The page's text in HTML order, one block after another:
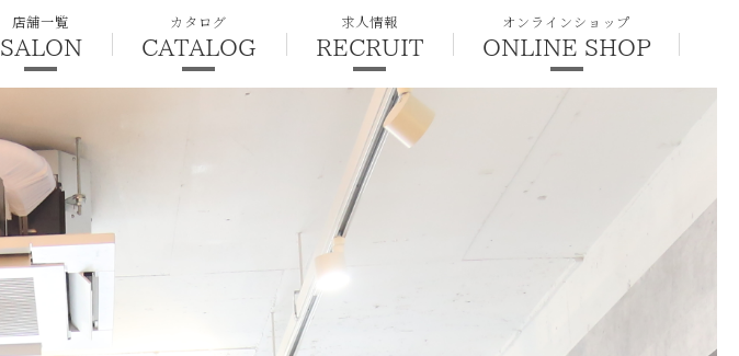
店舗一覧
SALON
カタログ
CATALOG
求人情報
RECRUIT
オンラインショップ
ONLINE SHOP